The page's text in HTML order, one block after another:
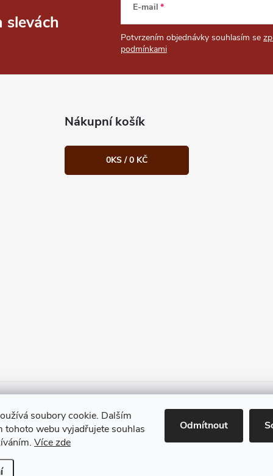
soubory cookie. Dalším
tohoto webu vyjadřujete souhlas
Více zde
Odmítnout
slevách
E-mail
Potvrzením objednávky souhlasím se
podmínkami
Nákupní košík
0KS /0 KČ